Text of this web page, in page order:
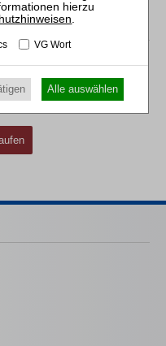
kostenpflichtig mit
.
VG Wort
Alle auswählen